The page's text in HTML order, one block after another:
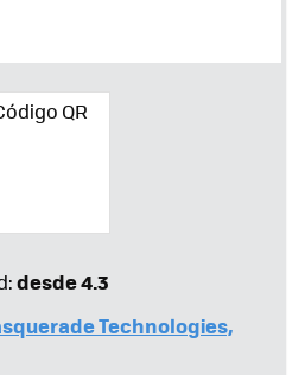
desde 4.3
Technologies,